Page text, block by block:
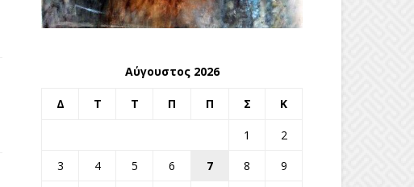
Αύγουστος 2026
Δ Τ Τ Π Π Σ Κ
1
2
3
4 5 6 7 8
9